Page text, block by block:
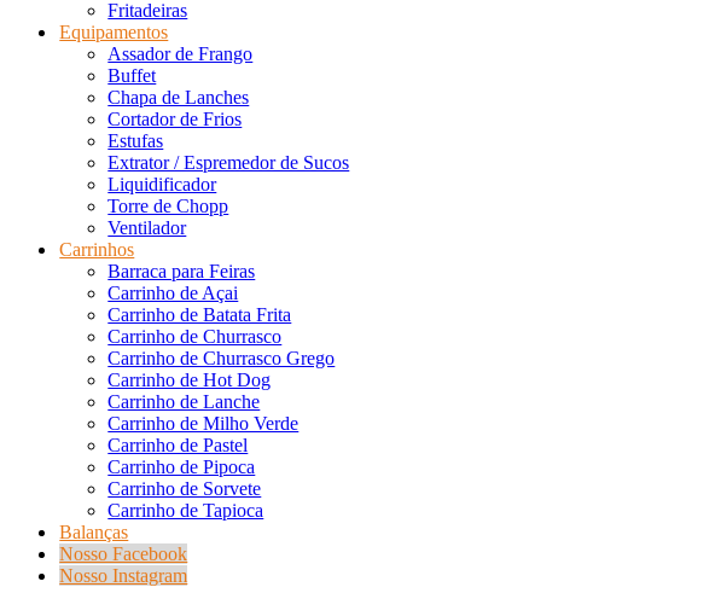
Fritadeiras
Equipamentos
Assador de Frango
Buffet
Chapa de Lanches
Cortador de Frios
Estufas
Extrator / Espremedor de Sucos
Liquidificador
Torre de Chopp
Ventilador
Carrinhos
Barraca para Feiras
Carrinho de Açai
Carrinho de Batata Frita
Carrinho de Churrasco
Carrinho de Churrasco Grego
Carrinho de Hot Dog
Carrinho de Lanche
Carrinho de Milho Verde
Carrinho de Pastel
Carrinho de Pipoca
Carrinho de Sorvete
Carrinho de Tapioca
Balanças
Nosso Facebook
Nosso Instagram